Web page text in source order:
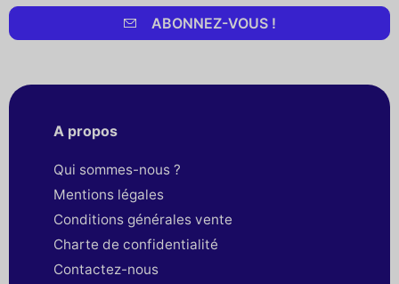
ABONNEZ-VOUS !
A propos
Qui sommes-nous ?
Mentions légales
Conditions générales vente
Charte de confidentialité
Contactez-nous